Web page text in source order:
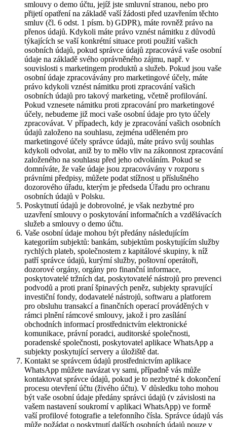
smlouvy o demo účtu, jejíž jste smluvní stranou, nebo pro
přijetí opatření na základě vaší žádosti před uzavřením těchto
smluv (čl. 6 odst. 1 písm. b) GDPR), máte rovněž právo na
přenos údajů. Kdykoli máte právo vznést námitku z důvodů
týkajících se vaší konkrétní situace proti použití vašich
osobních údajů, pokud správce údajů zpracovává vaše osobní
údaje na základě svého oprávněného zájmu, např. v
souvislosti s marketingem produktů a služeb. Pokud jsou vaše
osobní údaje zpracovávány pro marketingové účely, máte
právo kdykoli vznést námitku proti zpracování vašich
osobních údajů pro takový marketing, včetně profilování.
Pokud vznesete námitku proti zpracování pro marketingové
účely, nebudeme již moci vaše osobní údaje pro tyto účely
zpracovávat. V případech, kdy je zpracování vašich osobních
údajů založeno na souhlasu, zejména uděleném pro
marketingové účely správce údajů, máte právo svůj souhlas
kdykoli odvolat, aniž by to mělo vliv na zákonnost zpracování
založeného na souhlasu před jeho odvoláním. Pokud se
domníváte, že vaše údaje jsou zpracovávány v rozporu s
právními předpisy, můžete podat stížnost u příslušného
dozorového úřadu, kterým je předseda Úřadu pro ochranu
osobních údajů v Polsku.
Poskytnutí údajů je dobrovolné, je však nezbytné pro
uzavření smlouvy o poskytování informačních a vzdělávacích
služeb a smlouvy o demo účtu.
Vaše osobní údaje mohou být předány následujícím
kategoriím subjektů: bankám, subjektům poskytujícím služby
rychlých plateb, společnostem z kapitálové skupiny, k níž
patří správce údajů, kurýrní služby, poštovní operátoři,
dozorové orgány, orgány pro finanční informace,
poskytovatelé tržních dat, poskytovatelé nástrojů pro prevenci
podvodů a proti praní špinavých peněz, subjekty spravující
investiční fondy, dodavatelé nástrojů, softwaru a platforem
pro obsluhu transakcí a finančních operací prováděných v
rámci plnění rámcové smlouvy, jakož i pro zasílání
obchodních informací prostřednictvím elektronické
komunikace, právní poradci, auditorské společnosti,
poradenské společnosti, poskytovatel aplikace WhatsApp a
subjekty poskytující servery a úložiště dat.
Kontakt se správcem údajů prostřednictvím aplikace
WhatsApp můžete navázat vy sami, případně vás může
kontaktovat správce údajů, pokud je to nezbytné k dokončení
procesu otevření účtu (živého účtu). V důsledku toho mohou
být vaše osobní údaje předány správci údajů (v závislosti na
vašem nastavení soukromí v aplikaci WhatsApp) ve formě
vaší profilové fotografie a telefonního čísla. Správce údajů vás
může požádat o poskytnutí dalších osobních údajů pouze v